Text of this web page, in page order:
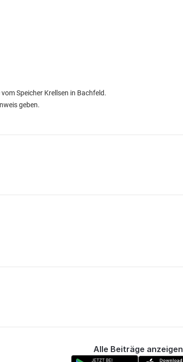
Speicher Krellsen in Bachfeld.
geben.
Alle Beiträge anzeigen